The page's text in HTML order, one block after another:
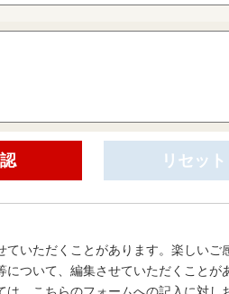
いただくことがあります。楽しい
ついて、編集させていただくことが